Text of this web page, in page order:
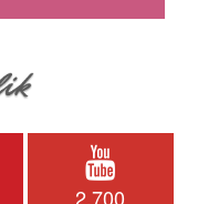
2,700